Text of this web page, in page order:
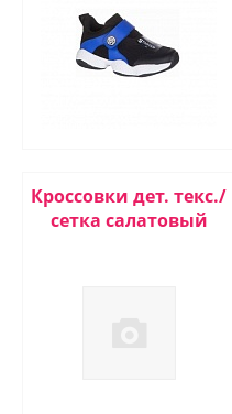
Кроссовки дет. текс./
сетка салатовый